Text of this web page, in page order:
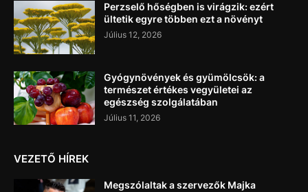
Perzselő hőségben is virágzik: ezért
ültetik egyre többen ezt a növényt
Július 12, 2026
Gyógynövények és gyümölcsök: a
természet értékes vegyületei az
egészség szolgálatában
Július 11, 2026
VEZETŐ HÍREK
Megszólaltak a szervezők Majka